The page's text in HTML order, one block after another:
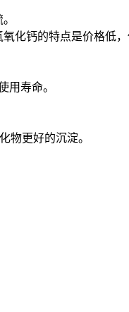
化钙的特点是价格低
寿命。
物更好的沉淀。